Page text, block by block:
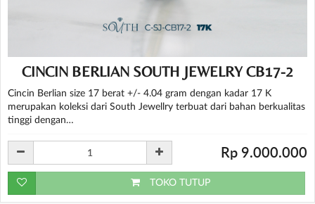
CINCIN BERLIAN SOUTH JEWELRY CB17-2
Cincin Berlian size 17 berat +/- 4.04 gram dengan kadar 17 K
merupakan koleksi dari South Jewellry terbuat dari bahan berkualitas
tinggi dengan…
Rp 9.000.000
TOKO TUTUP